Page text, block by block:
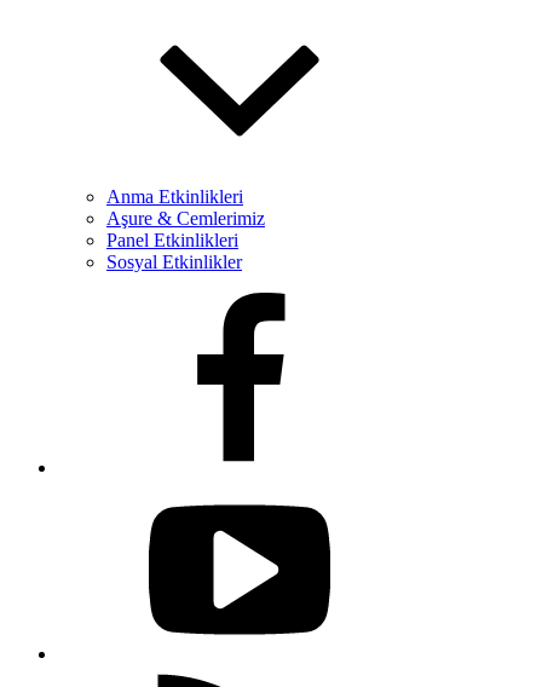
Anma Etkinlikleri
Aşure & Cemlerimiz
Panel Etkinlikleri
Sosyal Etkinlikler